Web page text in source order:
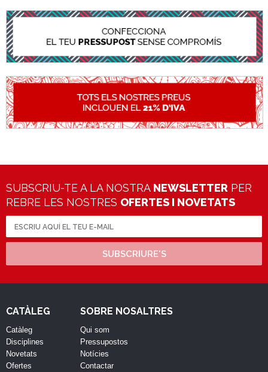
SUBSCRIU-TE A LA NOSTRA NEWSLETTER PER
REBRE LES NOSTRES OFERTES I NOVETATS
SUBSCRIURE'S
CATÀLEG
Catàleg
Disciplines
Novetats
Ofertes
SOBRE NOSALTRES
Qui som
Pressupostos
Notícies
Contactar